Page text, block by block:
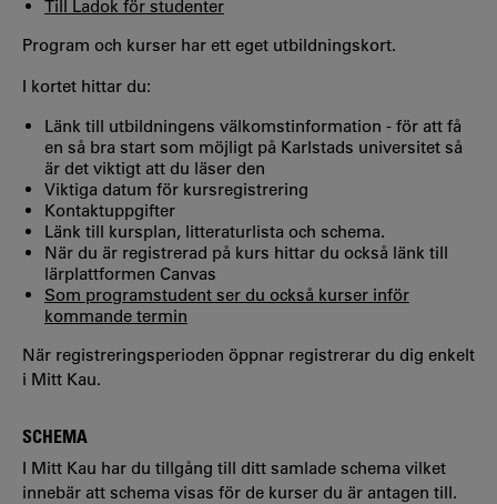
Till Ladok för studenter
Program och kurser har ett eget utbildningskort.
I kortet hittar du:
Länk till utbildningens välkomstinformation - för att få
en så bra start som möjligt på Karlstads universitet så
är det viktigt att du läser den
Viktiga datum för kursregistrering
Kontaktuppgifter
Länk till kursplan, litteraturlista och schema.
När du är registrerad på kurs hittar du också länk till
lärplattformen Canvas
Som programstudent ser du också kurser inför
kommande termin
När registreringsperioden öppnar registrerar du dig enkelt
i Mitt Kau.
SCHEMA
I Mitt Kau har du tillgång till ditt samlade schema vilket
innebär att schema visas för de kurser du är antagen till.